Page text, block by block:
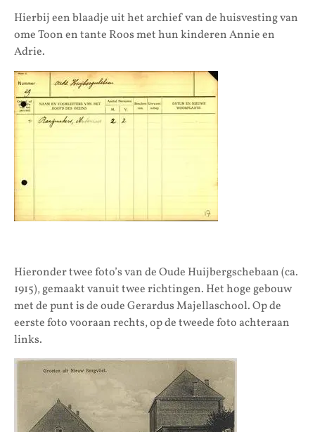
Hierbij een blaadje uit het archief van de huisvesting van
ome Toon en tante Roos met hun kinderen Annie en
Adrie.
Hieronder twee foto’s van de Oude Huijbergschebaan (ca.
1915), gemaakt vanuit twee richtingen. Het hoge gebouw
met de punt is de oude Gerardus Majellaschool. Op de
eerste foto vooraan rechts, op de tweede foto achteraan
links.